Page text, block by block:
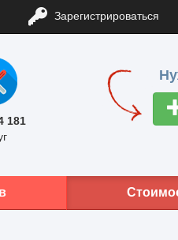
Зарегистрироваться
181